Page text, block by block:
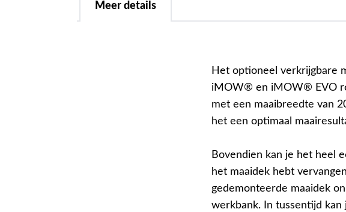
Meer details
Het optioneel verkrijgbare
iMOW® en iMOW® EVO
met een maaibreedte van
het een optimaal
Bovendien kan je het heel
het maaidek hebt
gedemonteerde maaidek
werkbank. In tussentijd